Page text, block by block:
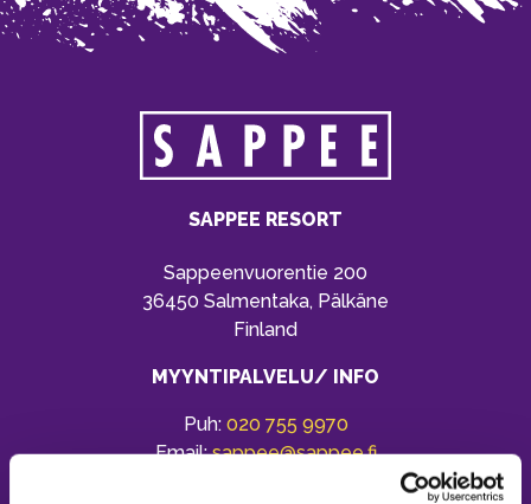
SAPPEE RESORT
Sappeenvuorentie 200
36450 Salmentaka, Pälkäne
Finland
MYYNTIPALVELU/ INFO
Puh: 020 755 9970
Email:sappee@sappee.fi